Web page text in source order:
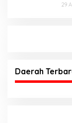
29
Daerah